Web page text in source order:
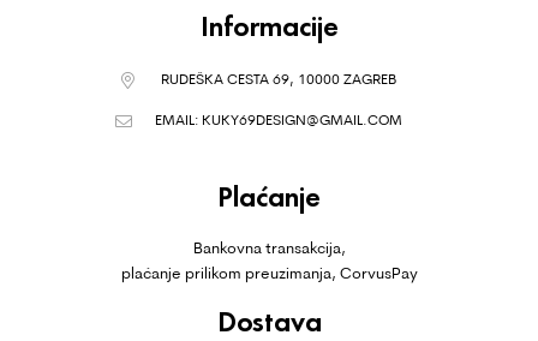
Informacije
RUDEŠKA CESTA 69, 10000 ZAGREB
EMAIL: KUKY69DESIGN@GMAIL.COM
Plaćanje
Bankovna transakcija,
plaćanje prilikom preuzimanja, CorvusPay
Dostava